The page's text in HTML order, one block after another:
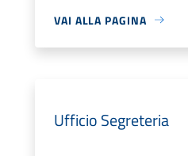
VAI ALLA PAGINA
Ufficio Segreteria